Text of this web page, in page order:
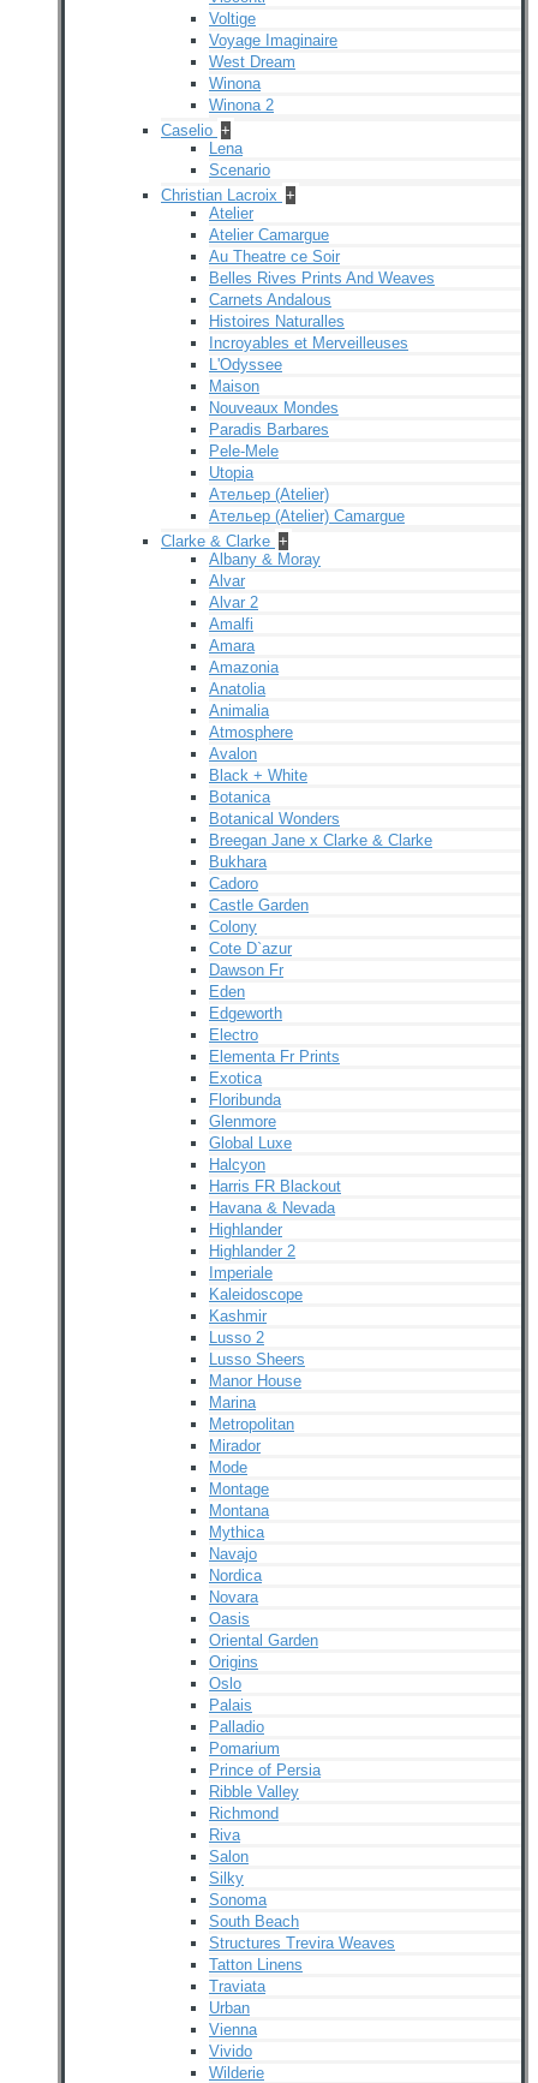
Voltige
Voyage Imaginaire
West Dream
Winona
Winona 2
Caselio +
Lena
Scenario
Christian Lacroix +
Atelier
Atelier Camargue
Au Theatre ce Soir
Belles Rives Prints And Weaves
Carnets Andalous
Histoires Naturalles
Incroyables et Merveilleuses
L'Odyssee
Maison
Nouveaux Mondes
Paradis Barbares
Pele-Mele
Utopia
Ательер (Atelier)
Ательер (Atelier) Camargue
Clarke & Clarke +
Albany & Moray
Alvar
Alvar 2
Amalfi
Amara
Amazonia
Anatolia
Animalia
Atmosphere
Avalon
Black + White
Botanica
Botanical Wonders
Breegan Jane x Clarke & Clarke
Bukhara
Cadoro
Castle Garden
Colony
Cote D`azur
Dawson Fr
Eden
Edgeworth
Electro
Elementa Fr Prints
Exotica
Floribunda
Glenmore
Global Luxe
Halcyon
Harris FR Blackout
Havana & Nevada
Highlander
Highlander 2
Imperiale
Kaleidoscope
Kashmir
Lusso 2
Lusso Sheers
Manor House
Marina
Metropolitan
Mirador
Mode
Montage
Montana
Mythica
Navajo
Nordica
Novara
Oasis
Oriental Garden
Origins
Oslo
Palais
Palladio
Pomarium
Prince of Persia
Ribble Valley
Richmond
Riva
Salon
Silky
Sonoma
South Beach
Structures Trevira Weaves
Tatton Linens
Traviata
Urban
Vienna
Vivido
Wilderie